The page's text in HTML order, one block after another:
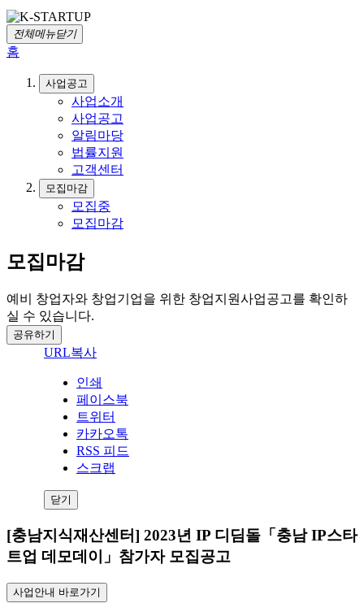
전체메뉴닫기
홈
사업공고
사업소개
사업공고
알림마당
법률지원
고객센터
모집마감
모집중
모집마감
모집마감
예비 창업자와 창업기업을 위한 창업지원사업공고를 확인하
실 수 있습니다.
공유하기
URL복사
인쇄
페이스북
트위터
카카오톡
RSS 피드
스크랩
닫기
[충남지식재산센터] 2023년 IP 디딤돌「충남 IP스타
트업 데모데이」참가자 모집공고
사업안내 바로가기